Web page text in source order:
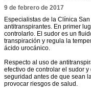
9 de febrero de 2017
Especialistas de la Clínica
antitranspirantes. En primer
controlarlo. El sudor es un
transpiración y regula la
ácido urocánico.
Respecto al uso de
efectivo de controlar el sudor
seguridad antes de que sean
provocar riesgos de salud.